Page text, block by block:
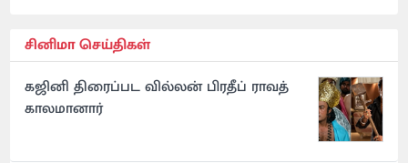
சினிமா செய்திகள்
கஜினி திரைப்பட வில்லன் பிரதீப் ராவத்
காலமானார்